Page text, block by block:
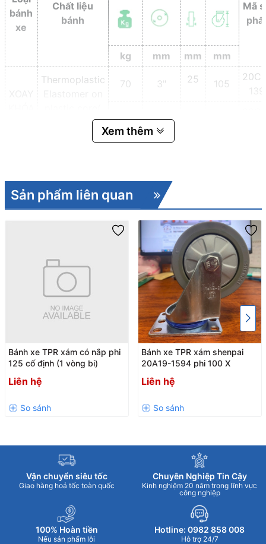
bánh
xe
Chất liệu
bánh
Mã
kg mm mm mm
Thermoplastic
70 3" 25 105
80 4"
Xem thêm
Sản phẩm liên quan
Bánh xe TPR xám có nắp phi
125 cố định (1 vòng bi)
Liên hệ
Bánh xe TPR xám shenpai
20A19-1594 phi 100 X
Liên hệ
Vận chuyển siêu tốc
Giao hàng hoả tốc toàn quốc
Chuyên Nghiệp Tin Cậy
Kinh nghiệm 20 năm trong lĩnh vực
công nghiệp
100% Hoàn tiền
Nếu sản phẩm lỗi
Hotline: 0982 858 008
Hỗ trợ 24/7